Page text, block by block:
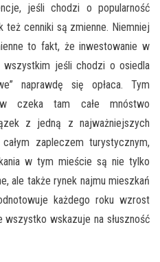
jeśli chodzi o popularność
też cenniki są zmienne. Niemniej
to fakt, że inwestowanie w
wszystkim jeśli chodzi o osiedla
naprawdę się opłaca. Tym
czeka tam całe mnóstwo
z jedną z najważniejszych
zapleczem turystycznym,
w tym mieście są nie tylko
ale także rynek najmu mieszkań
każdego roku wzrost
wskazuje na słuszność